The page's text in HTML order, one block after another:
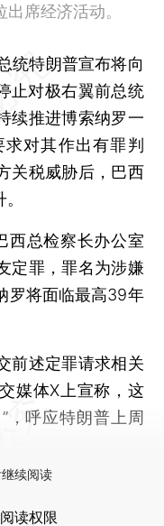
席经济活动。
统特朗普宣布将向
止对极右翼前总统
续推进博索纳罗一
对其作出有罪判
关税威胁后，巴西
总检察长办公室
定罪，罪名为涉嫌
罗将面临最高39年
述定罪请求相关
媒体X上宣称，这
，呼应特朗普上周
续阅读
读权限